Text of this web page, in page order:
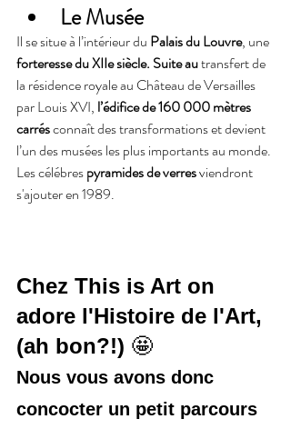
Le Musée
Il se situe à l’intérieur du Palais du Louvre, une
forteresse du XIIe siècle. Suite au transfert de
la résidence royale au Château de Versailles
par Louis XVI, l’édifice de 160 000 mètres
carrés connaît des transformations et devient
l’un des musées les plus importants au monde.
Les célébres pyramides de verres viendront
s'ajouter en 1989.
Chez This is Art on
adore l'Histoire de l'Art,
(ah bon?!) 🤩
Nous vous avons donc
concocter un petit parcours